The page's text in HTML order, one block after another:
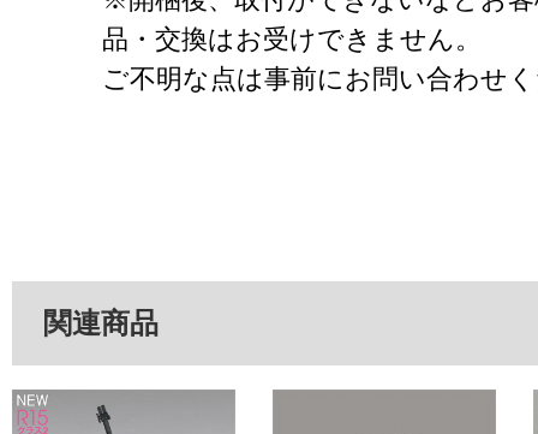
品・交換はお受けできません。
ご不明な点は事前にお問い合わせ
関連商品